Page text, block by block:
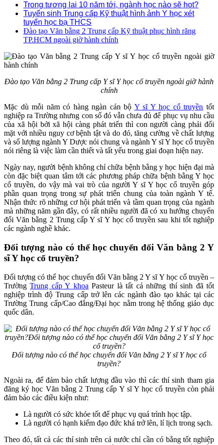
Trong tương lai 10 năm tới, ngành học nào sẽ hot?
Tuyển sinh Trung cấp Kỹ thuật hình ảnh Y học xét
tuyển học bạ THCS
Đào tạo Văn bằng 2 Trung cấp Kỹ thuật phục hình răng
TP.HCM ngoài giờ hành chính
Đào tạo Văn bằng 2 Trung cấp Y sĩ Y học cổ truyền ngoài giờ hành
chính
Mặc dù mỗi năm có hàng ngàn cán bộ Y sĩ Y học cổ truyền tốt
nghiệp ra Trường nhưng con số đó vẫn chưa đủ để phục vụ nhu cầu
của xã hội bởi xã hội càng phát triển thì con người càng phải đối
mặt với nhiều nguy cơ bệnh tật và do đó, tăng cường về chất lượng
và số lượng ngành Y Dược nói chung và ngành Y sĩ Y học cổ truyền
nói riêng là việc làm cần thiết và tất yếu trong giai đoạn hiện nay.
Ngày nay, người bệnh không chỉ chữa bệnh bằng y học hiện đại mà
còn đặc biệt quan tâm tới các phương pháp chữa bệnh bằng Y học
cổ truyền, do vậy mà vai trò của người Y sĩ Y học cổ truyền góp
phần quan trọng trong sự phát triển chung của toàn ngành Y tế.
Nhận thức rõ những cơ hội phát triển và tầm quan trọng của ngành
mà những năm gần đây, có rất nhiều người đã có xu hướng chuyển
đổi Văn bằng 2 Trung cấp Y sĩ Y học cổ truyền sau khi tốt nghiệp
các ngành nghề khác.
Đối tượng nào có thể học chuyển đổi Văn bằng 2 Y
sĩ Y học cổ truyền?
Đối tượng có thể học chuyển đổi Văn bằng 2 Y sĩ Y học cổ truyền –
TrườngTrung cấp Y khoa Pasteur là tất cả những thí sinh đã tốt
nghiệp trình độ Trung cấp trở lên các ngành đào tạo khác tại các
Trường Trung cấp/Cao đẳng/Đại học nằm trong hệ thống giáo dục
quốc dân.
Đối tượng nào có thể học chuyển đổi Văn bằng 2 Y sĩ Y học cổ
truyền?
Ngoài ra, để đảm bảo chất lượng đầu vào thì các thí sinh tham gia
đăng ký học Văn bằng 2 Trung cấp Y sĩ Y học cổ truyền còn phải
đảm bảo các điều kiện như:
Là người có sức khỏe tốt để phục vụ quá trình học tập.
Là người có hạnh kiểm đạo đức khá trở lên, lí lịch trong sạch.
Theo đó, tất cả các thí sinh trên cả nước chỉ cần có bằng tốt nghiệp